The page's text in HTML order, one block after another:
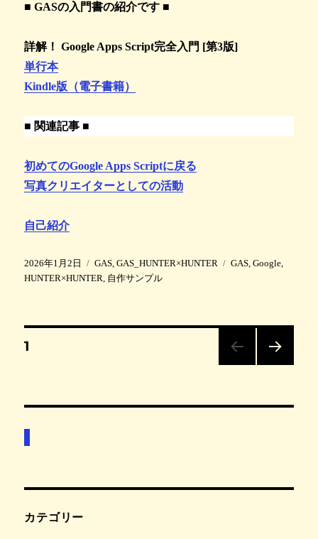
■ GASの入門書の紹介です ■
詳解！ Google Apps Script完全入門 [第3版]
単行本
Kindle版（電子書籍）
■ 関連記事 ■
初めてのGoogle Apps Scriptに戻る
写真クリエイターとしての活動
自己紹介
投
稿
2026年1月2日
カ
テ
GAS,GAS_HUNTER×HUNTER
タ
GAS,Google,
HUNTER×HUNTER, 自作サンプル
投
の
ペ
ー
ジ
固
1
カテゴリー